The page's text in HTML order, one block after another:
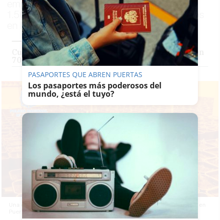
empresa de catering la que ocultaba otras
1.500 plantas de 'maría'. Hay siete detenidos
en la operación policial
Cuatro cultivos de marihuana al año: descubren
700 plantas en dos naves de Sanlúcar
Una de las plantaciones de marihuana tipo 'indoor' desmanteladas en
Puerto Real y Jerez. POLICÍA
PASAPORTES QUE ABREN PUERTAS
Los pasaportes más poderosos del
mundo, ¿está el tuyo?